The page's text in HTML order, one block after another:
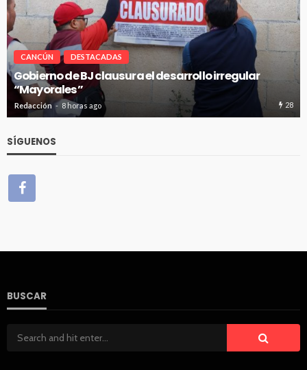
irregular
28
CANCÚN DESTACADAS
Pablo Bustamante acompaña a
Hospital General de Cancún
Redacción 8 horas ago
SÍGUENOS
BUSCAR